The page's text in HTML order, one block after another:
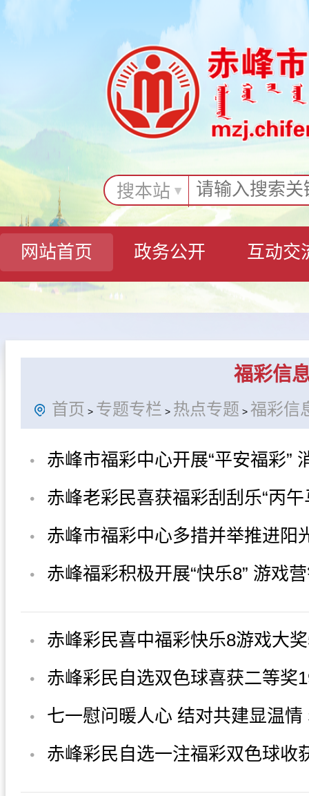
搜本站
网站首页 政务公开 互动交
办事指南 民政要闻 机构概
福彩信
首页 > 专题专栏 > 热点专题 > 福彩信
赤峰市福彩中心开展“平安福彩”
培训及逃生演练
赤峰老彩民喜获福彩刮刮乐“丙午
奖10万元
赤峰市福彩中心多措并举推进阳
责任福彩建设
赤峰福彩积极开展“快乐8” 游戏
赤峰彩民喜中福彩快乐8游戏大
元
赤峰彩民自选双色球喜获二等奖
元
七一慰问暖人心 结对共建显温情
福彩中心开展走访慰问党员活动
赤峰彩民自选一注福彩双色球收